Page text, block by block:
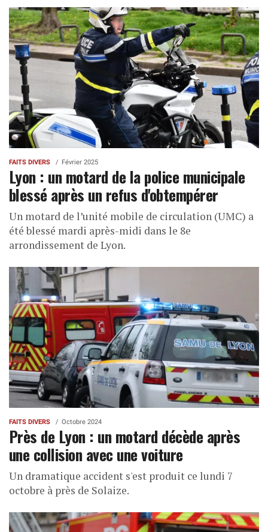
FAITS DIVERS Février 2025
Lyon : un motard de la police municipale
blessé après un refus d'obtempérer
Un motard de l’unité mobile de circulation (UMC) a
été blessé mardi après-midi dans le 8e
arrondissement de Lyon.
FAITS DIVERS Octobre 2024
Près de Lyon : un motard décède après
une collision avec une voiture
Un dramatique accident s'est produit ce lundi 7
octobre à près de Solaize.